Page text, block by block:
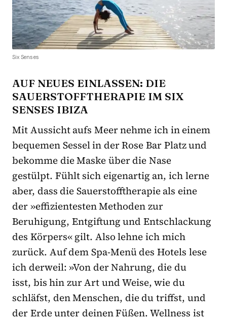
Six Senses
AUF NEUES EINLASSEN: DIE
SAUERSTOFFTHERAPIE IM SIX
SENSES IBIZA
Mit Aussicht aufs Meer nehme ich in einem
bequemen Sessel in der Rose Bar Platz und
bekomme die Maske über die Nase
gestülpt. Fühlt sich eigenartig an, ich lerne
aber, dass die Sauerstofftherapie als eine
der »effizientesten Methoden zur
Beruhigung, Entgiftung und Entschlackung
des Körpers« gilt. Also lehne ich mich
zurück. Auf dem Spa-Menü des Hotels lese
ich derweil: »Von der Nahrung, die du
isst, bis hin zur Art und Weise, wie du
schläfst, den Menschen, die du triffst, und
der Erde unter deinen Füßen. Wellness ist